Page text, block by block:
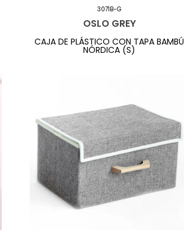
3071B-G
OSLO GREY
CAJA DE PLÁSTICO CON TAPA BAMBÚ
NÓRDICA (S)